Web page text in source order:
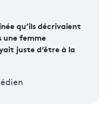
qu’ils décrivaient
une femme
juste d’être à la